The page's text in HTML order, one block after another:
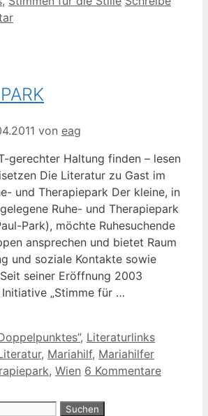
von eag
gerechter Haltung finden – lesen
Die Literatur zu Gast im
und Therapiepark Der kleine, in
Ruhe- und Therapiepark
Park), möchte Ruhesuchende
ansprechen und bietet Raum
und soziale Kontakte sowie
seiner Eröffnung 2003
„Stimme für …
, Literaturlinks
, Mariahilf, Mariahilfer
, Wien 6 Kommentare